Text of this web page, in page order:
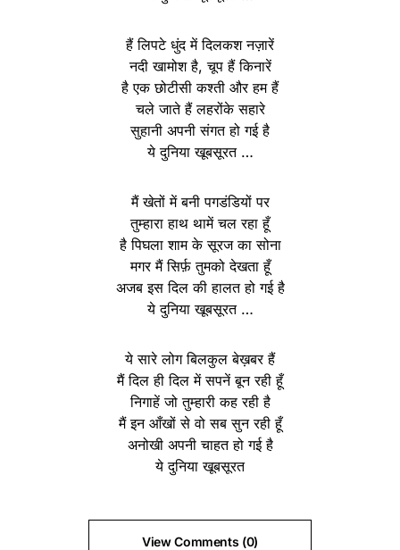
हैं लिपटे धुंद में दिलकश नज़ारें
नदी खामोश है, चूप हैं किनारें
है एक छोटीसी कश्ती और हम हैं
चले जाते हैं लहरोंके सहारे
सुहानी अपनी संगत हो गई है
ये दुनिया खूबसूरत …
मैं खेतों में बनी पगडंडियों पर
तुम्हारा हाथ थामें चल रहा हूँ
है पिघला शाम के सूरज का सोना
मगर मैं सिर्फ़ तुमको देखता हूँ
अजब इस दिल की हालत हो गई है
ये दुनिया खूबसूरत …
ये सारे लोग बिलकुल बेख़बर हैं
मैं दिल ही दिल में सपनें बून रही हूँ
निगाहें जो तुम्हारी कह रही है
मैं इन आँखों से वो सब सुन रही हूँ
अनोखी अपनी चाहत हो गई है
ये दुनिया खूबसूरत
View Comments (0)